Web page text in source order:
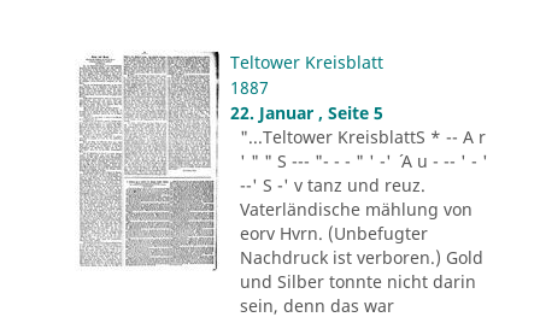
Teltower Kreisblatt
1887
22. Januar , Seite 5
"...Teltower KreisblattS * -- A r
' " " S --- "- - - " ' -' ´ A u - -- ' - '
--' S -' v tanz und reuz.
Vaterländische mählung von
eorv Hvrn. (Unbefugter
Nachdruck ist verboren.) Gold
und Silber tonnte nicht darin
sein, denn das war